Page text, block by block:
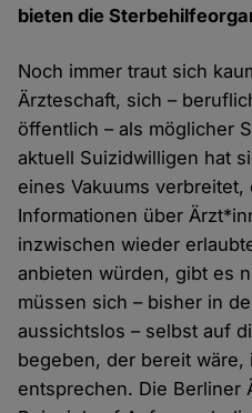
bieten die
Noch immer traut sich
Ärzteschaft, sich –
öffentlich – als möglicher
aktuell Suizidwilligen hat
eines Vakuums
Informationen über
inzwischen wieder
anbieten würden, gibt es
müssen sich – bisher in
aussichtslos – selbst auf
begeben, der bereit wäre,
entsprechen. Die Berliner